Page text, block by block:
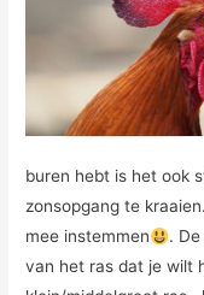
buren hebt is het ook
zonsopgang te
mee instemmen
.
van het ras dat je wilt